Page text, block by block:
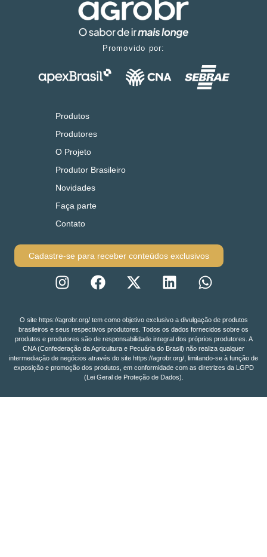
Promovido por:
Produtos
Produtores
O Projeto
Produtor Brasileiro
Novidades
Faça parte
Contato
Cadastre-se para receber conteúdos exclusivos
O site https://agrobr.org/ tem como objetivo exclusivo a divulgação de produtos
brasileiros e seus respectivos produtores. Todos os dados fornecidos sobre os
produtos e produtores são de responsabilidade integral dos próprios produtores. A
CNA (Confederação da Agricultura e Pecuária do Brasil) não realiza qualquer
intermediação de negócios através do site https://agrobr.org/, limitando-se à função de
exposição e promoção dos produtos, em conformidade com as diretrizes da LGPD
(Lei Geral de Proteção de Dados).